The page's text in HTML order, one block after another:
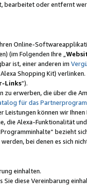
bearbeitet oder entfernt
Online-
(im Folgenden Ihre „
ist, einer anderen im
Shopping Kit)
Links“).
zu erwerben, die über die
für das
können wir
die Alexa-Funktionalität
bezieht
bei denen es sich
einhalten.
diese Vereinbarung